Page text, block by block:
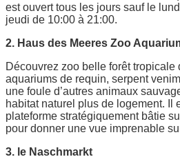
est ouvert tous les jours sauf le
jeudi de 10:00 à 21:00.
2. Haus des Meeres Zoo
Découvrez zoo belle forêt tropicale
aquariums de requin, serpent
une foule d’autres animaux
habitat naturel plus de logement. Il
plateforme stratégiquement bâtie
pour donner une vue imprenable
3. le Naschmarkt